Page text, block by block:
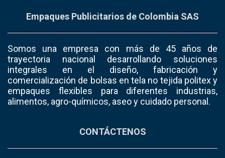
Empaques Publicitarios de Colombia SAS
Somos una empresa con más de 45 años de
trayectoria nacional desarrollando soluciones
integrales en el diseño, fabricación y
comercialización de bolsas en tela no tejida politex y
empaques flexibles para diferentes industrias,
alimentos, agro-químicos, aseo y cuidado personal.
CONTÁCTENOS